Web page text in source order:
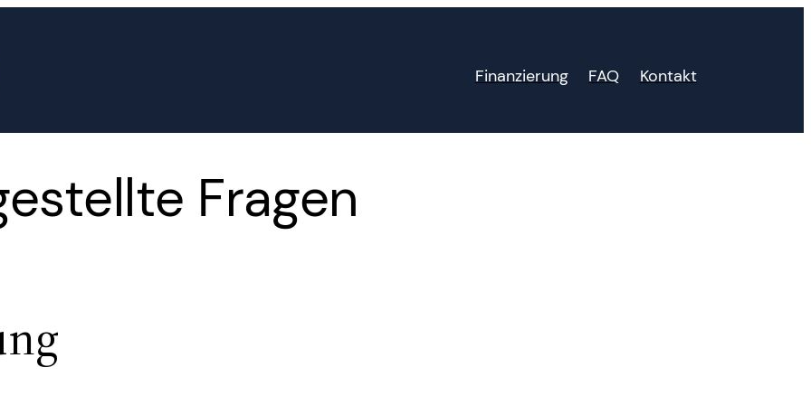
Finanzierung FAQ Kontakt
Fragen